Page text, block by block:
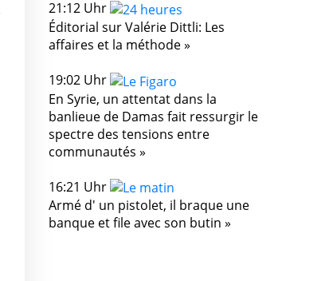
21:12 Uhr
Éditorial sur Valérie Dittli: Les
affaires et la méthode »
19:02 Uhr
En Syrie, un attentat dans la
banlieue de Damas fait ressurgir le
spectre des tensions entre
communautés »
16:21 Uhr
Armé d' un pistolet, il braque une
banque et file avec son butin »